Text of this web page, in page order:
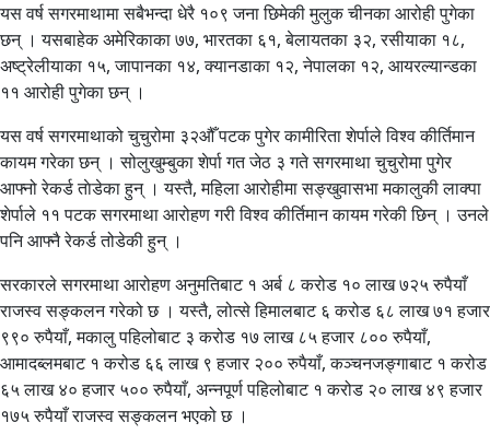
यस वर्ष सगरमाथामा सबैभन्दा धेरै १०९ जना छिमेकी मुलुक चीनका आरोही पुगेका
छन् । यसबाहेक अमेरिकाका ७७, भारतका ६१, बेलायतका ३२, रसीयाका १८,
अष्ट्रेलीयाका १५, जापानका १४, क्यानडाका १२, नेपालका १२, आयरल्यान्डका
११ आरोही पुगेका छन् ।
यस वर्ष सगरमाथाको चुचुरोमा ३२औँ पटक पुगेर कामीरिता शेर्पाले विश्व कीर्तिमान
कायम गरेका छन् । सोलुखुम्बुका शेर्पा गत जेठ ३ गते सगरमाथा चुचुरोमा पुगेर
आफ्नो रेकर्ड ताेडेका हुन् । यस्तै, महिला आरोहीमा सङ्खुवासभा मकालुकी लाक्पा
शेर्पाले ११ पटक सगरमाथा आरोहण गरी विश्व कीर्तिमान कायम गरेकी छिन् । उनले
पनि आफ्नै रेकर्ड तोडेकी हुन् ।
सरकारले सगरमाथा आरोहण अनुमतिबाट १ अर्ब ८ करोड १० लाख ७२५ रुपैयाँ
राजस्व सङ्कलन गरेको छ । यस्तै, लोत्से हिमालबाट ६ करोड ६८ लाख ७१ हजार
९९० रुपैयाँ, मकालु पहिलोबाट ३ करोड १७ लाख ८५ हजार ८०० रुपैयाँ,
आमादब्लमबाट १ करोड ६६ लाख ९ हजार २०० रुपैयाँ, कञ्चनजङ्गाबाट १ करोड
६५ लाख ४० हजार ५०० रुपैयाँ, अन्नपूर्ण पहिलोबाट १ करोड २० लाख ४९ हजार
१७५ रुपैयाँ राजस्व सङ्कलन भएको छ ।